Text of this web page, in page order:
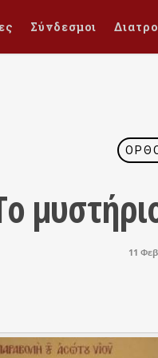
Σύνδεσμοι
11